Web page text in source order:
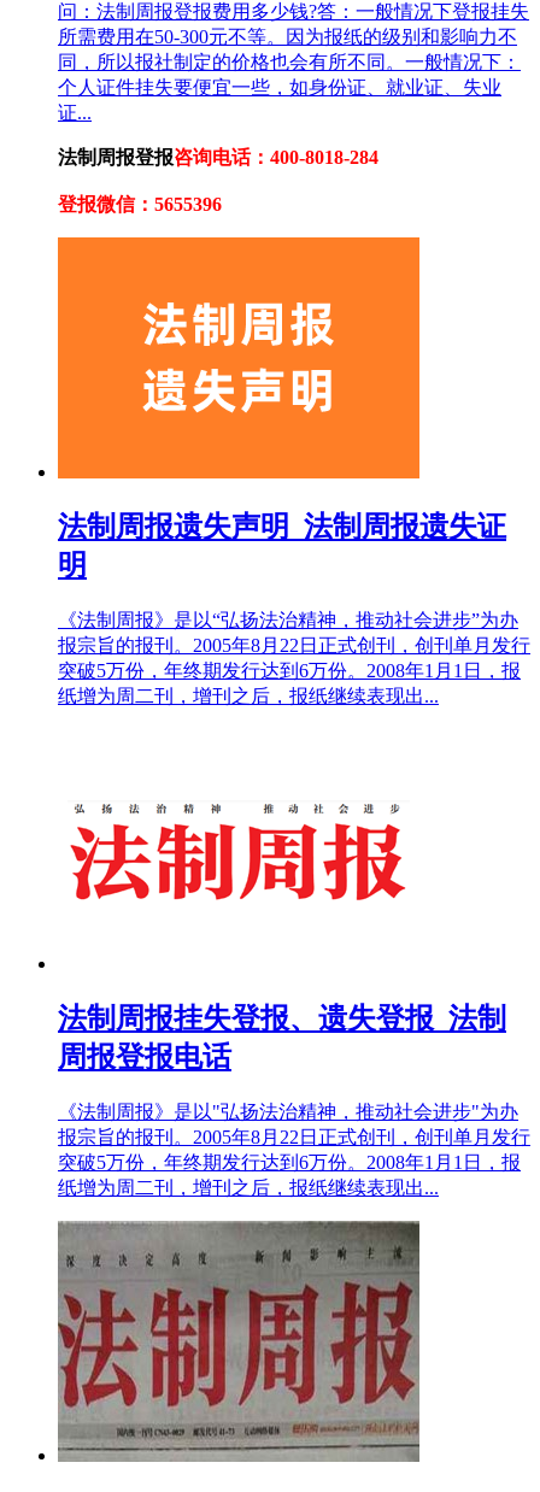
问：法制周报登报费用多少钱?答：一般情况下登报挂失
所需费用在50-300元不等。因为报纸的级别和影响力不
同，所以报社制定的价格也会有所不同。一般情况下：
个人证件挂失要便宜一些，如身份证、就业证、失业
证...
法制周报登报咨询电话：400-8018-284
登报微信：5655396
法制周报遗失声明_法制周报遗失证
明
《法制周报》是以“弘扬法治精神，推动社会进步”为办
报宗旨的报刊。2005年8月22日正式创刊，创刊单月发行
突破5万份，年终期发行达到6万份。2008年1月1日，报
纸增为周二刊，增刊之后，报纸继续表现出...
法制周报挂失登报、遗失登报_法制
周报登报电话
《法制周报》是以"弘扬法治精神，推动社会进步"为办
报宗旨的报刊。2005年8月22日正式创刊，创刊单月发行
突破5万份，年终期发行达到6万份。2008年1月1日，报
纸增为周二刊，增刊之后，报纸继续表现出...